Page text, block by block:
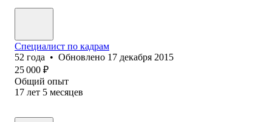
Специалист по кадрам
52 года • Обновлено 17 декабря 2015
25 000 ₽
Общий опыт
17 лет 5 месяцев